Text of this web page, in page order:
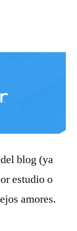
blog (ya
estudio o
amores.